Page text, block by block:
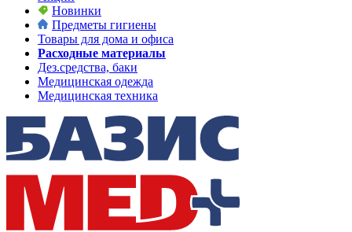
Новинки
Предметы гигиены
Товары для дома и офиса
Расходные материалы
Дез.средства, баки
Медицинская одежда
Медицинская техника